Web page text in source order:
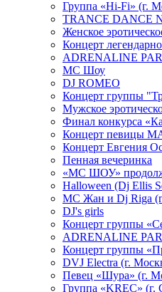
Группа «Hi-Fi» (г.
TRANCE DANCE
Женское
Концерт
ADRENALINE
MC Шоу
DJ ROMEO
Концерт группы
Мужское
Финал конкурса
Концерт певицы
Концерт Евгения
Пенная вечеринка
«МС ШОУ»
Halloween (Dj Ellis
МС Жан и Dj Riga
DJ's girls
Концерт группы
ADRENALINE
Концерт группы
DVJ Electra (г.
Певец «Шура» (г.
Группа «KREC» (г.